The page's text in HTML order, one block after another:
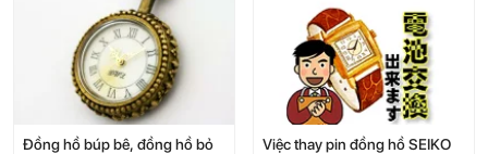
Đồng hồ búp bê, đồng hồ bỏ
Việc thay pin đồng hồ SEIKO